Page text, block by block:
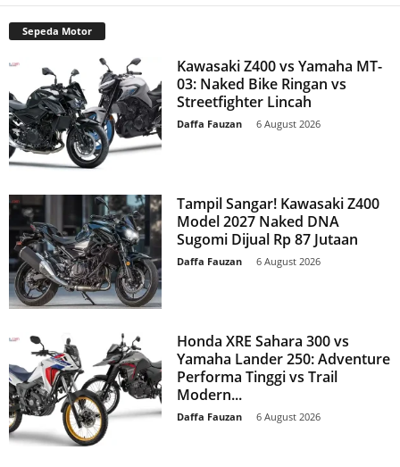
Sepeda Motor
Kawasaki Z400 vs Yamaha MT-
03: Naked Bike Ringan vs
Streetfighter Lincah
Daffa Fauzan 6 August 2026
Tampil Sangar! Kawasaki Z400
Model 2027 Naked DNA
Sugomi Dijual Rp 87 Jutaan
Daffa Fauzan 6 August 2026
Honda XRE Sahara 300 vs
Yamaha Lander 250: Adventure
Performa Tinggi vs Trail
Modern...
Daffa Fauzan 6 August 2026